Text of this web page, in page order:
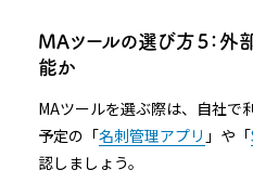
MAツールの選び方５：外
能か
MAツールを選ぶ際は、自社で
予定の「名刺管理アプリ 」や「
認しましょう。